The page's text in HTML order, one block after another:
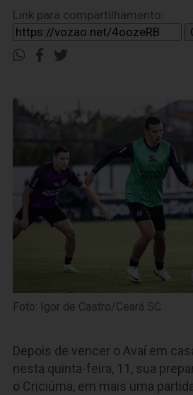
Link para compartilhamento:
Foto: Igor de Castro/Ceará SC
Depois de vencer o Avaí em
nesta quinta-feira, 11, sua
o Criciúma, em mais uma